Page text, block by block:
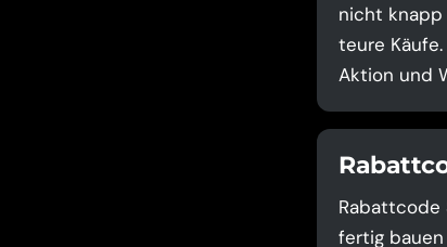
nicht knapp
teure
Aktion und
Rabattcode
fertig